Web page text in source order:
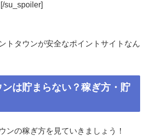
su_spoiler]
トタウンが安全なポイントサイトなん
は貯まらない？稼ぎ方・貯
ンの稼ぎ方を見ていきましょう！